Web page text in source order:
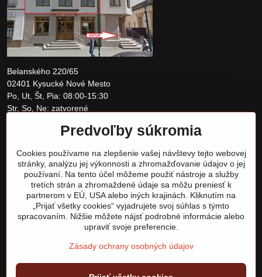
Belanského 220/65
02401 Kysucké Nové Mesto
Po, Ut, Št, Pia: 08:00-15:30
Str, So, Ne: zatvorené
obchod@tomshardware.sk
©2026Copyright
Predvoľby súkromia
Cookies používame na zlepšenie vašej návštevy tejto webovej
stránky, analýzu jej výkonnosti a zhromažďovanie údajov o jej
používaní. Na tento účel môžeme použiť nástroje a služby
tretích strán a zhromaždené údaje sa môžu preniesť k
partnerom v EÚ, USA alebo iných krajinách. Kliknutím na
„Prijať všetky cookies“ vyjadrujete svoj súhlas s týmto
spracovaním. Nižšie môžete nájsť podrobné informácie alebo
upraviť svoje preferencie.
Zásady ochrany osobných údajov